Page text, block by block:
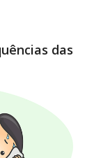
Link
das